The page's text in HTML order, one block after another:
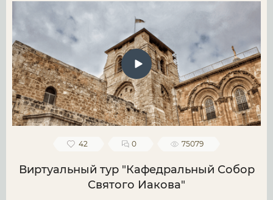
42 0 75079
Виртуальный тур "Кафедральный Собор
Святого Иакова"